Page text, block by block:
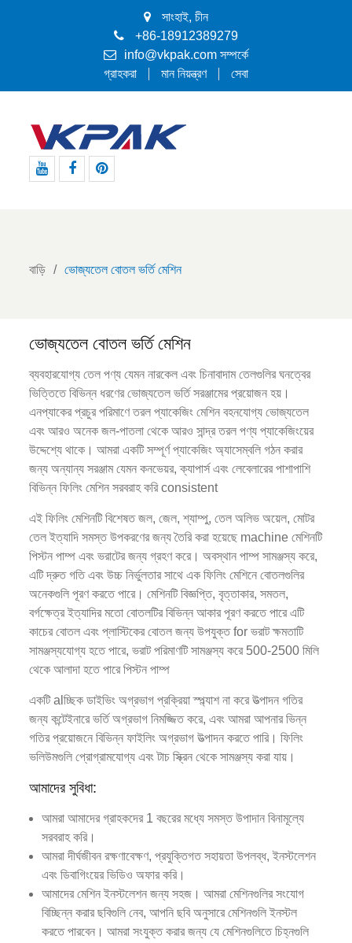
সাংহাই, চীন
+86-18912389279
info@vkpak.com সম্পর্কে
গ্রাহকরা
মান নিয়ন্ত্রণ সেবা
বাড়ি ভোজ্যতেল বোতল ভর্তি মেশিন
ভোজ্যতেল বোতল ভর্তি মেশিন
ব্যবহারযোগ্য তেল পণ্য যেমন নারকেল এবং চিনাবাদাম তেলগুলির ঘনত্বের
ভিত্তিতে বিভিন্ন ধরণের ভোজ্যতেল ভর্তি সরঞ্জামের প্রয়োজন হয়।
এনপ্যাকের প্রচুর পরিমাণে তরল প্যাকেজিং মেশিন বহনযোগ্য ভোজ্যতেল
এবং আরও অনেক জল-পাতলা থেকে আরও সান্দ্র তরল পণ্য প্যাকেজিংয়ের
উদ্দেশ্যে থাকে। আমরা একটি সম্পূর্ণ প্যাকেজিং অ্যাসেম্বলি গঠন করার
জন্য অন্যান্য সরঞ্জাম যেমন কনভেয়র, ক্যাপার্স এবং লেবেলারের পাশাপাশি
বিভিন্ন ফিলিং মেশিন সরবরাহ করি consistent
এই ফিলিং মেশিনটি বিশেষত জল, জেল, শ্যাম্পু, তেল অলিভ অয়েল, মোটর
তেল ইত্যাদি সমস্ত উপকরণের জন্য তৈরি করা হয়েছে machine মেশিনটি
পিস্টন পাম্প এবং ভরাটের জন্য গ্রহণ করে। অবস্থান পাম্প সামঞ্জস্য করে,
এটি দ্রুত গতি এবং উচ্চ নির্ভুলতার সাথে এক ফিলিং মেশিনে বোতলগুলির
অনেকগুলি পূরণ করতে পারে। মেশিনটি বিজ্ঞপ্তি, বৃত্তাকার, সমতল,
বর্গক্ষেত্র ইত্যাদির মতো বোতলটির বিভিন্ন আকার পূরণ করতে পারে এটি
কাচের বোতল এবং প্লাস্টিকের বোতল জন্য উপযুক্ত for ভরাট ক্ষমতাটি
সামঞ্জস্যযোগ্য হতে পারে, ভরাট পরিমাণটি সামঞ্জস্য করে 500-2500 মিলি
থেকে আলাদা হতে পারে পিস্টন পাম্প
একটি alচ্ছিক ডাইভিং অগ্রভাগ প্রক্রিয়া স্প্ল্যাশ না করে উত্পাদন গতির
জন্য কন্টেইনারে ভর্তি অগ্রভাগ নিমজ্জিত করে, এবং আমরা আপনার ভিন্ন
গতির প্রয়োজনে বিভিন্ন ফাইলিং অগ্রভাগ উত্পাদন করতে পারি। ফিলিং
ভলিউমগুলি প্রোগ্রামযোগ্য এবং টাচ স্ক্রিন থেকে সামঞ্জস্য করা যায়।
আমাদের সুবিধা:
আমরা আমাদের গ্রাহকদের 1 বছরের মধ্যে সমস্ত উপাদান বিনামূল্যে
সরবরাহ করি।
আমরা দীর্ঘজীবন রক্ষণাবেক্ষণ, প্রযুক্তিগত সহায়তা উপলব্ধ, ইনস্টলেশন
এবং ডিবাগিংয়ের ভিডিও অফার করি।
আমাদের মেশিন ইনস্টলেশন জন্য সহজ। আমরা মেশিনগুলির সংযোগ
বিচ্ছিন্ন করার ছবিগুলি নেব, আপনি ছবি অনুসারে মেশিনগুলি ইনস্টল
করতে পারবেন। আমরা সংযুক্ত করার জন্য যে মেশিনগুলিতে চিহ্নগুলি